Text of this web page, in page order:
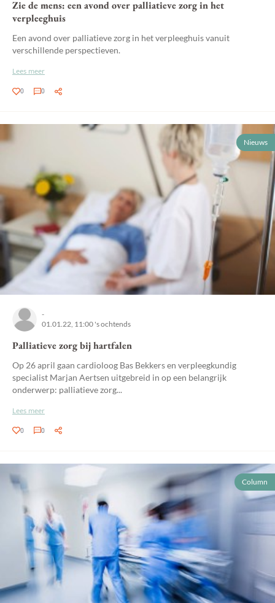
Zie de mens: een avond over palliatieve zorg in het
verpleeghuis
Een avond over palliatieve zorg in het verpleeghuis vanuit
verschillende perspectieven.
Lees meer
0 0
Nieuws
-
01.01.22, 11:00 's ochtends
Palliatieve zorg bij hartfalen
Op 26 april gaan cardioloog Bas Bekkers en verpleegkundig
specialist Marjan Aertsen uitgebreid in op een belangrijk
onderwerp: palliatieve zorg...
Lees meer
0 0
Column